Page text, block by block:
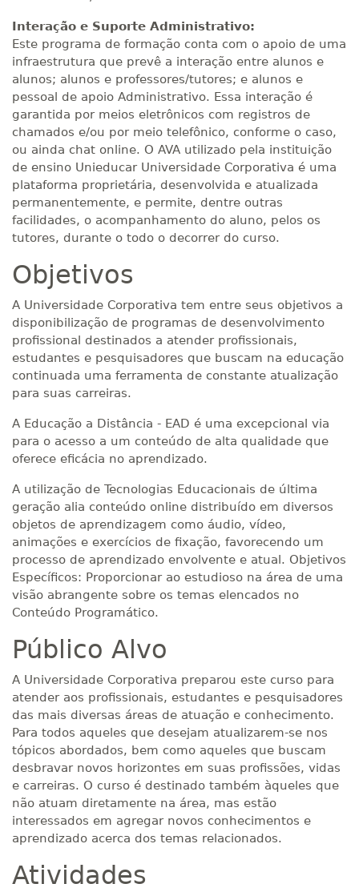
Interação e Suporte Administrativo:
Este programa de formação conta com o apoio de uma
infraestrutura que prevê a interação entre alunos e
alunos; alunos e professores/tutores; e alunos e
pessoal de apoio Administrativo. Essa interação é
garantida por meios eletrônicos com registros de
chamados e/ou por meio telefônico, conforme o caso,
ou ainda chat online. O AVA utilizado pela instituição
de ensino Unieducar Universidade Corporativa é uma
plataforma proprietária, desenvolvida e atualizada
permanentemente, e permite, dentre outras
facilidades, o acompanhamento do aluno, pelos os
tutores, durante o todo o decorrer do curso.
Objetivos
A Universidade Corporativa tem entre seus objetivos a
disponibilização de programas de desenvolvimento
profissional destinados a atender profissionais,
estudantes e pesquisadores que buscam na educação
continuada uma ferramenta de constante atualização
para suas carreiras.
A Educação a Distância - EAD é uma excepcional via
para o acesso a um conteúdo de alta qualidade que
oferece eficácia no aprendizado.
A utilização de Tecnologias Educacionais de última
geração alia conteúdo online distribuído em diversos
objetos de aprendizagem como áudio, vídeo,
animações e exercícios de fixação, favorecendo um
processo de aprendizado envolvente e atual. Objetivos
Específicos: Proporcionar ao estudioso na área de uma
visão abrangente sobre os temas elencados no
Conteúdo Programático.
Público Alvo
A Universidade Corporativa preparou este curso para
atender aos profissionais, estudantes e pesquisadores
das mais diversas áreas de atuação e conhecimento.
Para todos aqueles que desejam atualizarem-se nos
tópicos abordados, bem como aqueles que buscam
desbravar novos horizontes em suas profissões, vidas
e carreiras. O curso é destinado também àqueles que
não atuam diretamente na área, mas estão
interessados em agregar novos conhecimentos e
aprendizado acerca dos temas relacionados.
Atividades